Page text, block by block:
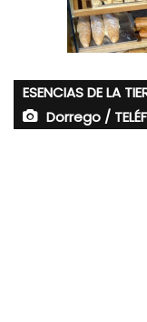
ESENCIAS DE LA
Dorrego /